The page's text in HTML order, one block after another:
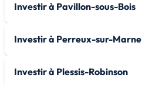
Investir à Pavillon-sous-Bois
Investir à Perreux-sur-Marne
Investir à Plessis-Robinson